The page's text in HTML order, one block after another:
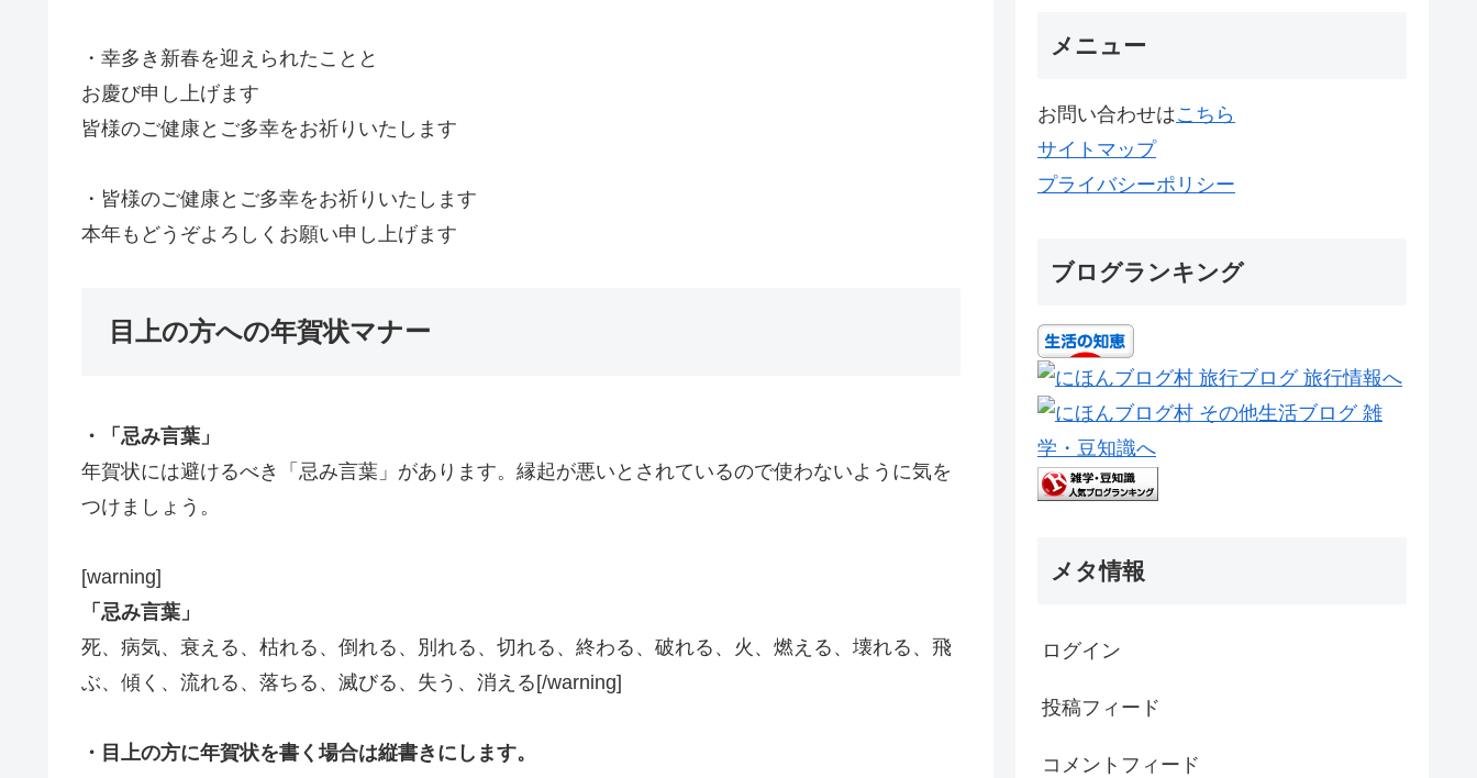
・幸多き新春を迎えられたことと
お慶び申し上げます
皆様のご健康とご多幸をお祈りいたします
・皆様のご健康とご多幸をお祈りいたします
本年もどうぞよろしくお願い申し上げます
目上の方への年賀状マナー
・「忌み言葉」
年賀状には避けるべき「忌み言葉」があります。縁起が悪いとされているので使わないように気を
つけましょう。
[warning]
「忌み言葉」
死、病気、衰える、枯れる、倒れる、別れる、切れる、終わる、破れる、火、燃える、壊れる、飛
ぶ、傾く、流れる、落ちる、滅びる、失う、消える[/warning]
・目上の方に年賀状を書く場合は縦書きにします。
メニュー
お問い合わせはこちら
サイトマップ
プライバシーポリシー
ブログランキング
メタ情報
ログイン
投稿フィード
コメントフィード